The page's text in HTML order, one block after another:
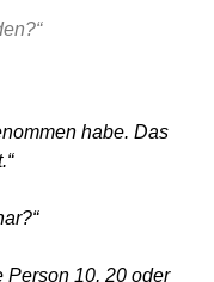
habe. Das
Person 10, 20 oder